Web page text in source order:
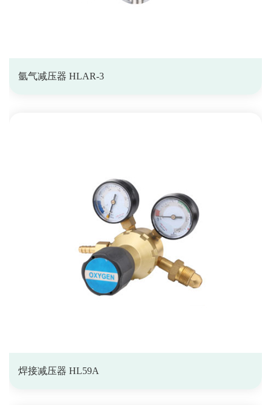
氩气减压器 HLAR-3
焊接减压器 HL59A